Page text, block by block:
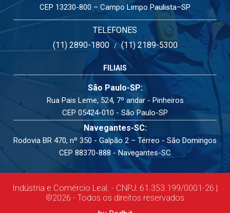
CEP 13230-800 – Campo Limpo Paulista–SP
TELEFONES
(11) 2890-1800/(11) 2189-5300
FILIAIS
São Paulo-SP:
Rua Pais Leme, 524, 7º andar - Pinheiros
CEP 05424-010 - São Paulo-SP
Navegantes-SC:
Rodovia BR 470, nº 350 - Galpão 2 – Térreo - São Domingos
CEP 88370-888 - Navegantes-SC
Indústria e Comércio Leal. - CNPJ: 61.353.199/0001-26 |
©2026 - Todos os direitos reservados